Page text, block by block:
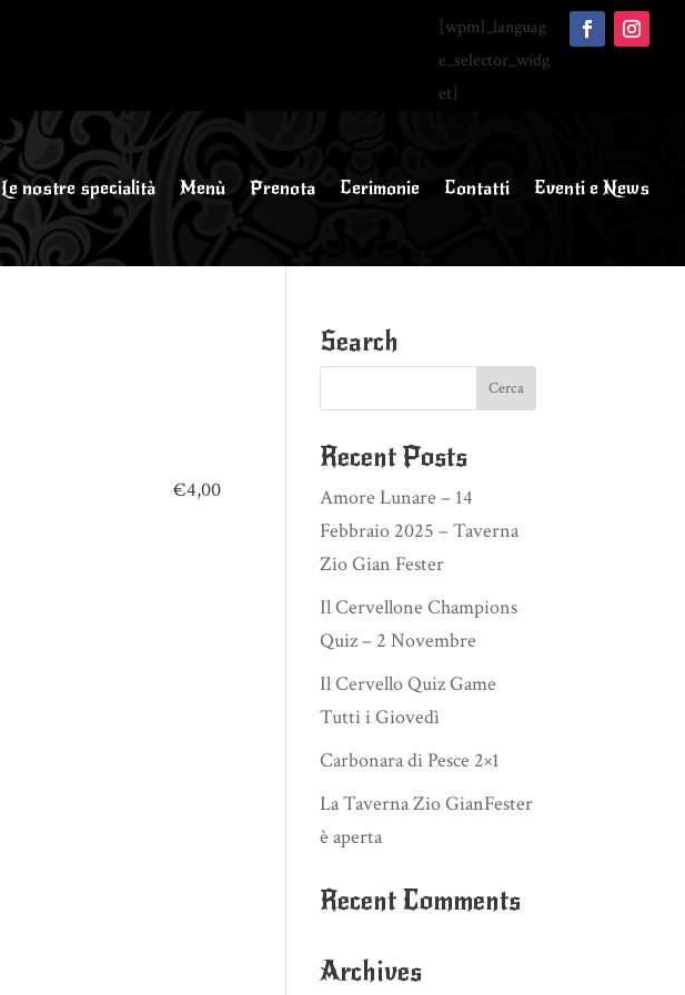
[wpml_languag
e_selector_widg
et]
Le nostre specialità Menù Prenota Cerimonie Contatti Eventi e News
€4,00
Search
Recent Posts
Amore Lunare – 14
Febbraio 2025 – Taverna
Zio Gian Fester
Il Cervellone Champions
Quiz – 2 Novembre
Il Cervello Quiz Game
Tutti i Giovedì
Carbonara di Pesce 2×1
La Taverna Zio GianFester
è aperta
Recent Comments
Archives